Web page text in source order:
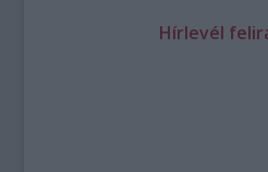
Hírlevél